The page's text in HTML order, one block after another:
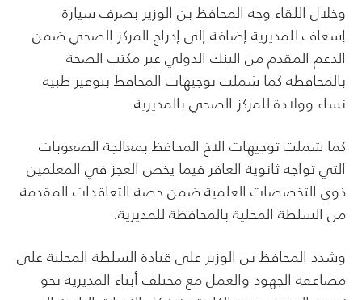
وخلال اللقاء وجه المحافظ بن الوزير بصرف سيارة
إسعاف للمديرية إضافة إلى إدراج المركز الصحي ضمن
الدعم المقدم من البنك الدولي عبر مكتب الصحة
بالمحافظة كما شملت توجيهات المحافظ بتوفير طبية
نساء وولادة للمركز الصحي بالمديرية.
كما شملت توجيهات الاخ المحافظ بمعالجة الصعوبات
التي تواجه ثانوية العاقر فيما يخص العجز في المعلمين
ذوي التخصصات العلمية ضمن حصة التعاقدات المقدمة
من السلطة المحلية بالمحافظة للمديرية.
وشدد المحافظ بن الوزير على قيادة السلطة المحلية على
مضاعفة الجهود والعمل مع مختلف أبناء المديرية نحو